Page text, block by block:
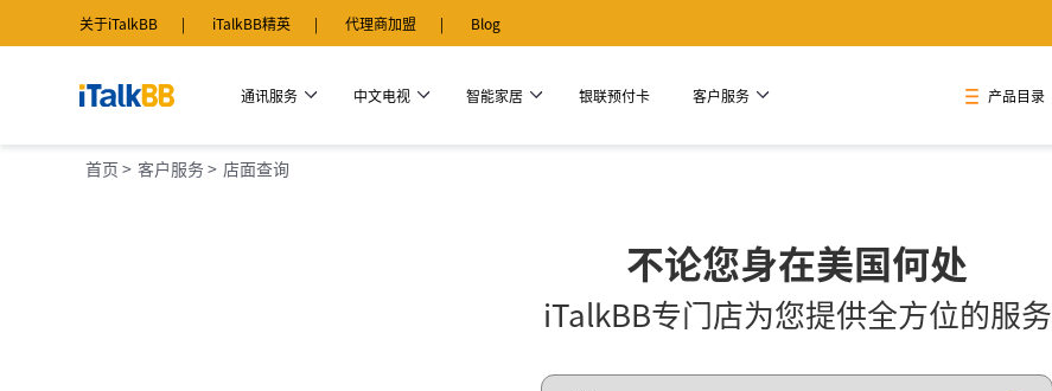
关于iTalkBB iTalkBB精英 代理商加盟 Blog
通讯服务 中文电视 智能家居 银联预付卡 客户服务 产品目录
首页 > 客户服务 > 店面查询
不论您身在美国何处
iTalkBB专门店为您提供全方位的服务